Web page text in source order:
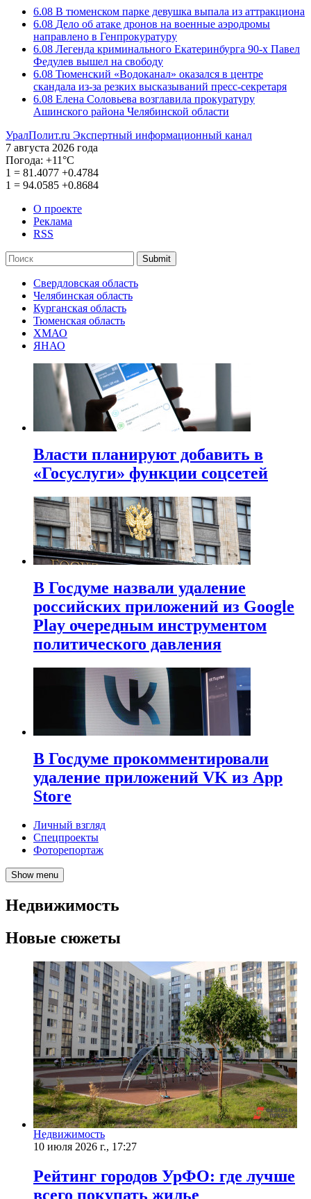
6.08 В тюменском парке девушка выпала из аттракциона
6.08 Дело об атаке дронов на военные аэродромы
направлено в Генпрокуратуру
6.08 Легенда криминального Екатеринбурга 90-х Павел
Федулев вышел на свободу
6.08 Тюменский «Водоканал» оказался в центре
скандала из-за резких высказываний пресс-секретаря
6.08 Елена Соловьева возглавила прокуратуру
Ашинского района Челябинской области
УралПолит.ru Экспертный информационный канал
7 августа 2026 года
Погода: +11°С
1 = 81.4077 +0.4784
1 = 94.0585 +0.8684
О проекте
Реклама
RSS
Submit
Свердловская область
Челябинская область
Курганская область
Тюменская область
ХМАО
ЯНАО
Власти планируют добавить в
«Госуслуги» функции соцсетей
В Госдуме назвали удаление
российских приложений из Google
Play очередным инструментом
политического давления
В Госдуме прокомментировали
удаление приложений VK из App
Store
Личный взгляд
Спецпроекты
Фоторепортаж
Show menu
Недвижимость
Новые сюжеты
Недвижимость
10 июля 2026 г., 17:27
Рейтинг городов УрФО: где лучше
всего покупать жилье